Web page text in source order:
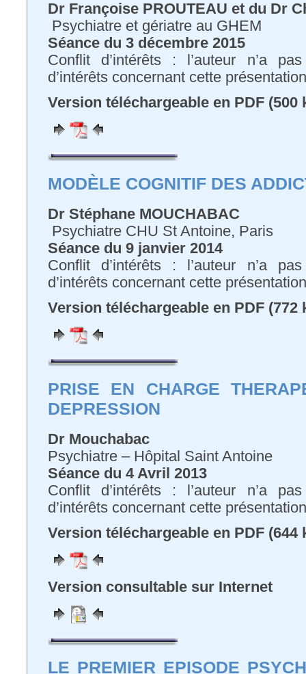
Dr Françoise PROUTEAU et du Dr
Psychiatre et gériatre au GHEM
Séance du 3 décembre 2015
Conflit d’intérêts : l’auteur n’a
d’intérêts concernant cette présentation
Version téléchargeable en PDF (500
MODÈLE COGNITIF DES
Dr Stéphane MOUCHABAC
Psychiatre CHU St Antoine, Paris
Séance du 9 janvier 2014
Conflit d’intérêts : l’auteur n’a
d’intérêts concernant cette présentation
Version téléchargeable en PDF (772
PRISE EN CHARGE
DEPRESSION
Dr Mouchabac
Psychiatre – Hôpital Saint Antoine
Séance du 4 Avril 2013
Conflit d’intérêts : l’auteur n’a
d’intérêts concernant cette présentation
Version téléchargeable en PDF (644
Version consultable sur Internet
LE PREMIER EPISODE